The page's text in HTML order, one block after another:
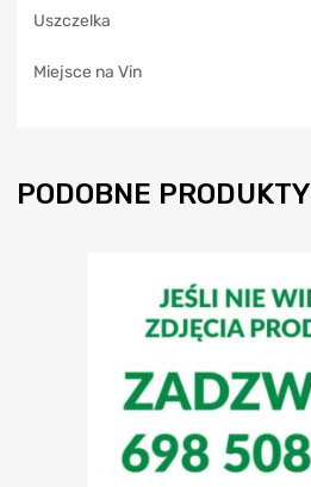
Uszczelka
Miejsce na Vin
PODOBNE PRODUKTY